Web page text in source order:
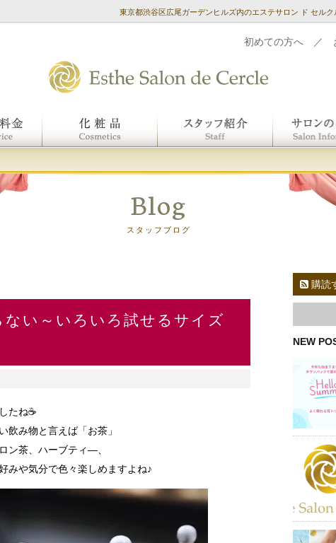
東京都渋谷区広尾ガーデンヒルズ内のエステサロン ド セル
初めての方へ ／
Blog
スタッフブログ
い～いろいろ試せるサイズ
たね☕
飲み物と言えば「お茶」
ン茶、ハーブティ―、
みや気分で色々楽しめますよね♪
購読
NEW